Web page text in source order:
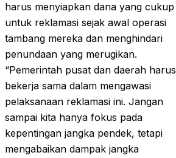
harus menyiapkan dana yang cukup
untuk reklamasi sejak awal operasi
tambang mereka dan menghindari
penundaan yang merugikan.
“Pemerintah pusat dan daerah harus
bekerja sama dalam mengawasi
pelaksanaan reklamasi ini. Jangan
sampai kita hanya fokus pada
kepentingan jangka pendek, tetapi
mengabaikan dampak jangka